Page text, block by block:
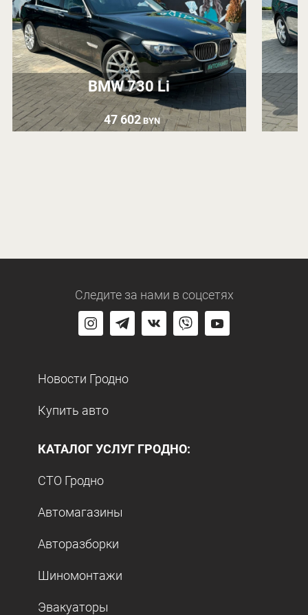
BMW 730 Li
47 602 BYN
Следите за нами в соцсетях
Новости Гродно
Купить авто
КАТАЛОГ УСЛУГ ГРОДНО:
СТО Гродно
Автомагазины
Авторазборки
Шиномонтажи
Эвакуаторы